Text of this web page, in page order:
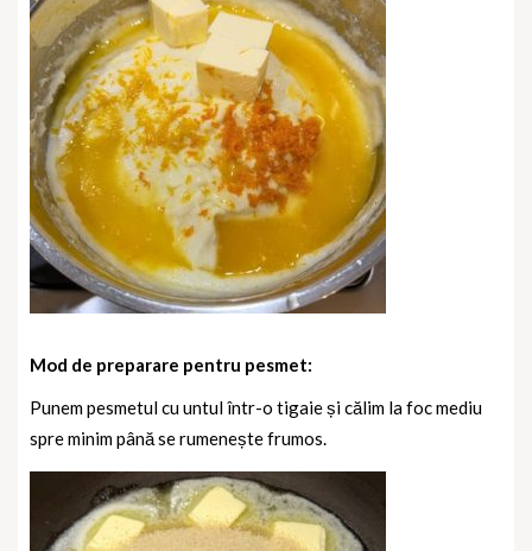
Mod de preparare pentru pesmet:
Punem pesmetul cu untul într-o tigaie și călim la foc mediu
spre minim până se rumenește frumos.